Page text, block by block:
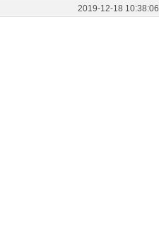
2019-12-18 10:38:06